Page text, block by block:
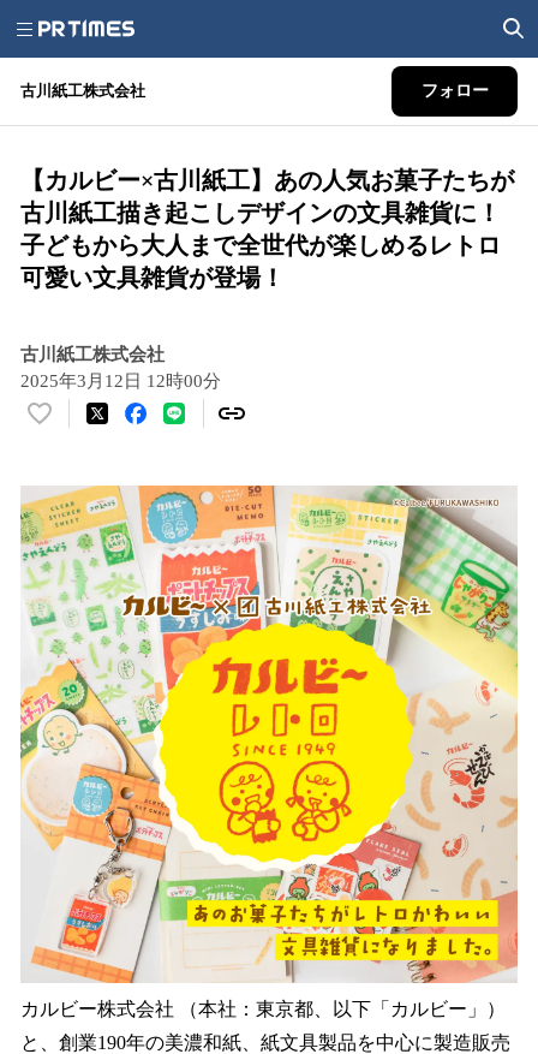
古川紙工株式会社 フォロー
【カルビー×古川紙工】あの人気お菓子たちが
古川紙工描き起こしデザインの文具雑貨に！
子どもから大人まで全世代が楽しめるレトロ
可愛い文具雑貨が登場！
古川紙工株式会社
2025年3月12日 12時00分
い
！
数
を
読
み
込
み
中
で
す
カルビー株式会社 （本社：東京都、以下「カルビー」）
と、創業190年の美濃和紙、紙文具製品を中心に製造販売